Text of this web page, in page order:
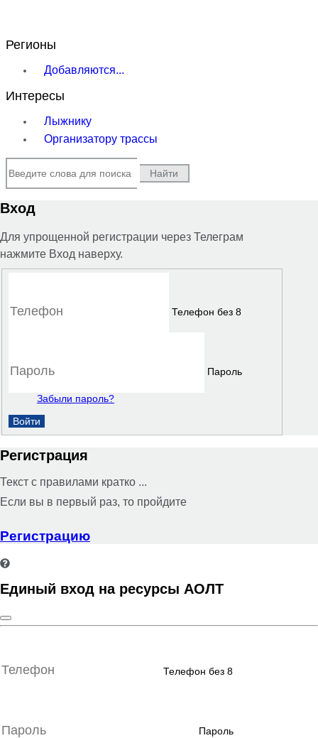
Регионы
Добавляются...
Интересы
Лыжнику
Организатору трассы
Найти
Вход
Для упрощенной регистрации через Телеграм
нажмите Вход наверху.
Телефон без 8
Пароль
Забыли пароль?
Войти
Регистрация
Текст с правилами кратко ...
Если вы в первый раз, то пройдите
Регистрацию
Единый вход на ресурсы АОЛТ
Телефон без 8
Пароль